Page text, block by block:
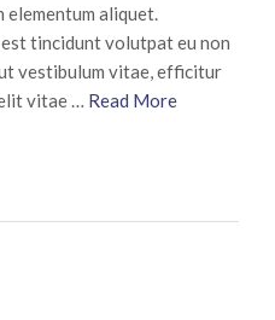
elementum aliquet.
tincidunt volutpat eu non
vestibulum vitae, efficitur
vitae … Read More